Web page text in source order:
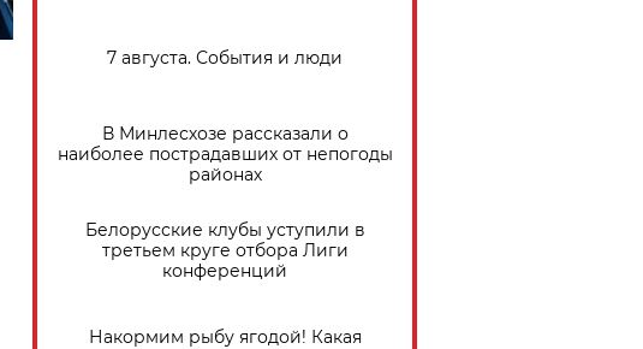
7 августа. События и люди
В Минлесхозе рассказали о
наиболее пострадавших от непогоды
районах
Белорусские клубы уступили в
третьем круге отбора Лиги
конференций
Накормим рыбу ягодой! Какая